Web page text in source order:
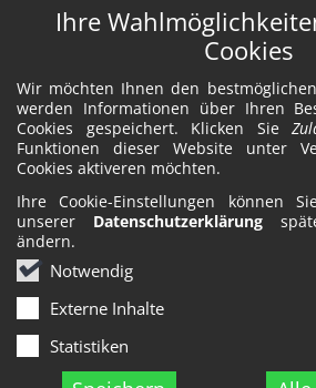
Ihre
Cookies
Wir möchten Ihnen den
werden Informationen über Ihren
Cookies gespeichert. Klicken Sie
Funktionen dieser Website unter
Cookies aktiveren möchten.
Ihre Cookie-Einstellungen können
unserer Datenschutzerklärung
ändern.
Notwendig
Externe Inhalte
Statistiken